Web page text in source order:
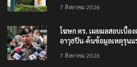
7 สิงหาคม 2026
โฆษก ตร. เผยผลสอบเบื้อ
อาวุธปืน-ค้นข้อมูลเหตุรุนแ
7 สิงหาคม 2026